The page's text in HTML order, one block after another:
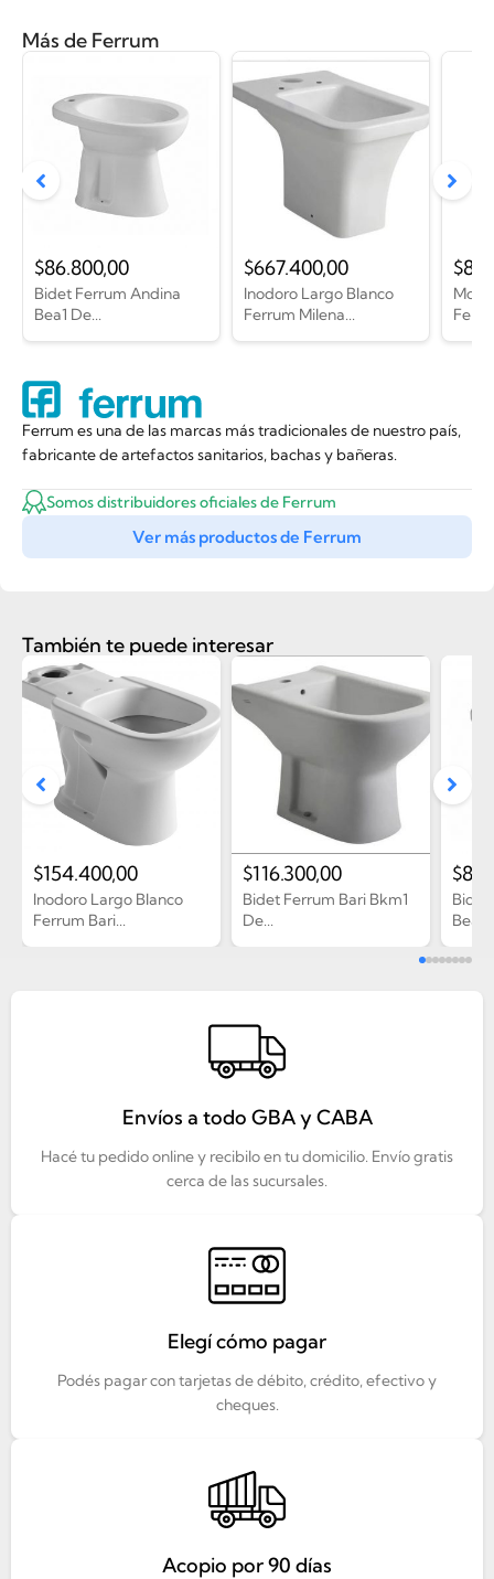
Más de Ferrum
Ferrum es una de las marcas más tradicionales de nuestro país,
fabricante de artefactos sanitarios, bachas y bañeras.
Somos distribuidores oficiales de Ferrum
Ver más productos de Ferrum
Bidet Ferrum Andina
Bea1 De...
$86.800,00
Inodoro Largo Blanco
Ferrum Milena...
$667.400,00 $
También te puede interesar
Inodoro Largo Blanco
Ferrum Bari...
$154.400,00
Bidet Ferrum Bari Bkm1
De...
$116.300,00
Bidet
Bea1
$
Envíos a todo GBA y CABA
Hacé tu pedido online y recibilo en tu domicilio. Envío gratis
cerca de las sucursales.
Elegí cómo pagar
Podés pagar con tarjetas de débito, crédito, efectivo y
cheques.
Acopio por 90 días